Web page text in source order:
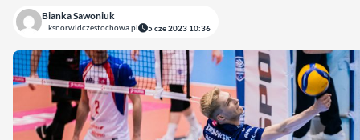
Bianka Sawoniuk
ksnorwidczestochowa.pl 5 cze 2023 10:36